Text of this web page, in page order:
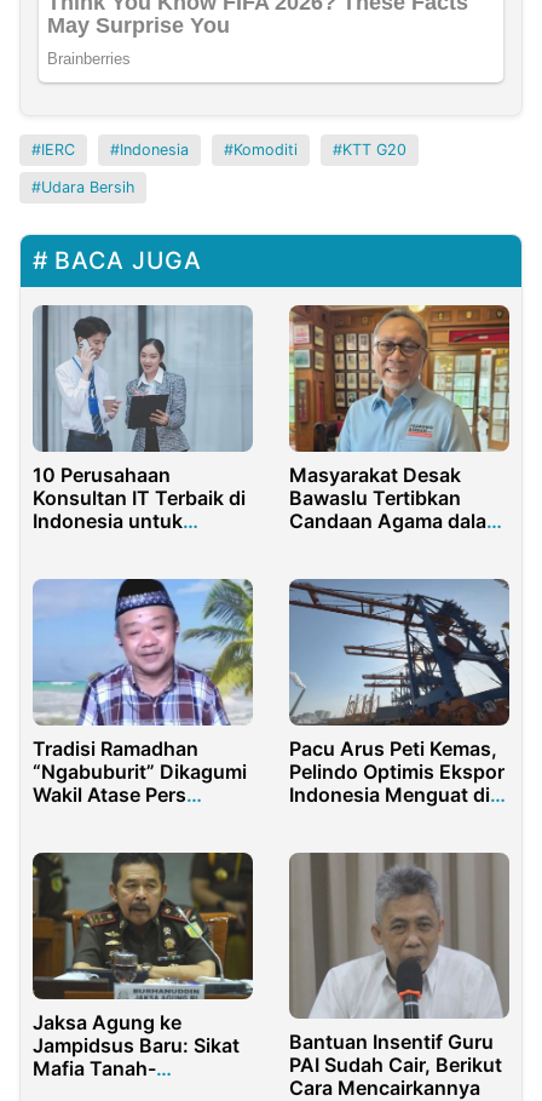
IERC Indonesia Komoditi KTT G20
Udara Bersih
BACA JUGA
10 Perusahaan
Konsultan IT Terbaik di
Indonesia untuk
Masyarakat Desak
Bawaslu Tertibkan
Candaan Agama dalam
Tradisi Ramadhan
“Ngabuburit” Dikagumi
Wakil Atase Pers
Pacu Arus Peti Kemas,
Pelindo Optimis Ekspor
Indonesia Menguat di
Jaksa Agung ke
Jampidsus Baru: Sikat
Mafia Tanah-
Bantuan Insentif Guru
PAI Sudah Cair, Berikut
Cara Mencairkannya